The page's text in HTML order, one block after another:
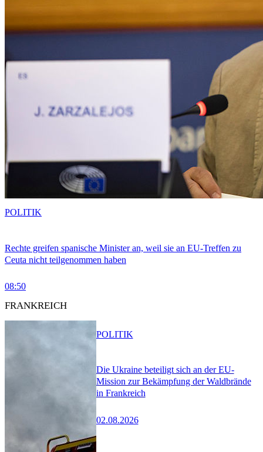
Rechte greifen spanische Minister an, weil sie an EU-Treffen zu
Ceuta nicht teilgenommen haben
08:50
POLITIK
FRANKREICH
Die Ukraine beteiligt sich an der EU-
Mission zur Bekämpfung der Waldbrände
in Frankreich
02.08.2026
POLITIK